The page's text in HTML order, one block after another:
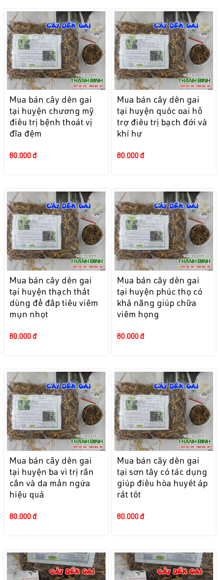
Mua bán cây dền gai
tại huyện chương mỹ
điều trị bệnh thoát vị
đĩa đệm
80.000 đ
Mua bán cây dền gai
tại huyện quốc oai hỗ
trợ điều trị bạch đới và
khí hư
80.000 đ
Mua bán cây dền gai
tại huyện thạch thất
dùng để đắp tiêu viêm
mụn nhọt
80.000 đ
Mua bán cây dền gai
tại huyện phúc thọ có
khả năng giúp chữa
viêm họng
80.000 đ
Mua bán cây dền gai
tại huyện ba vì trị rắn
cắn và da mẩn ngứa
hiệu quả
80.000 đ
Mua bán cây dền gai
tại sơn tây có tác dụng
giúp điều hòa huyết áp
rất tốt
80.000 đ